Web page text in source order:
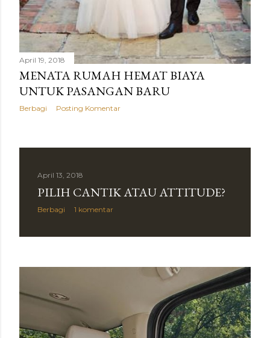
April 19, 2018
MENATA RUMAH HEMAT BIAYA
UNTUK PASANGAN BARU
Berbagi Posting Komentar
April 13, 2018
PILIH CANTIK ATAU ATTITUDE?
Berbagi 1 komentar